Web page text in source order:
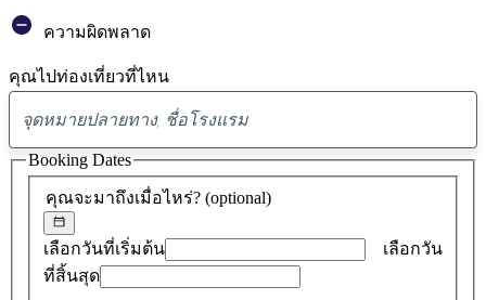
ความผิดพลาด
คุณไปท่องเที่ยวที่ไหน
พบ
ข้อ
เสนอ
0
คุณจะมาถึงเมื่อไหร่? (optional)
เลือกวันที่เริ่มต้น
เลือกวัน
ที่สิ้นสุด
Booking Dates